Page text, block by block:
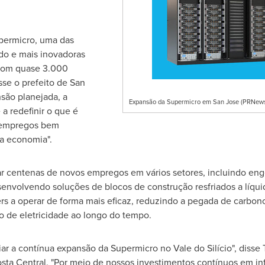
Expansão da Supermicro em San Jose
uma das
e mais inovadoras
quase 3.000
o prefeito de San
planejada, a
redefinir o que é
bem
economia".
de novos empregos em vários setores, incluindo
soluções de blocos de construção resfriados a
a operar de forma mais eficaz, reduzindo a pegada de
de eletricidade ao longo do tempo.
a contínua expansão da Supermicro no Vale do Silício", disse